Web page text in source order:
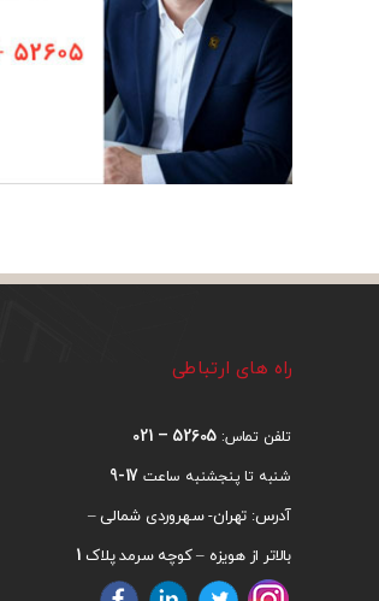
راه های ارتباطی
تلفن تماس: 52605 – 021
شنبه تا پنجشنبه ساعت 17-9
آدرس: تهران- سهروردی شمالی –
بالاتر از هویزه – کوچه سرمد پلاک 1